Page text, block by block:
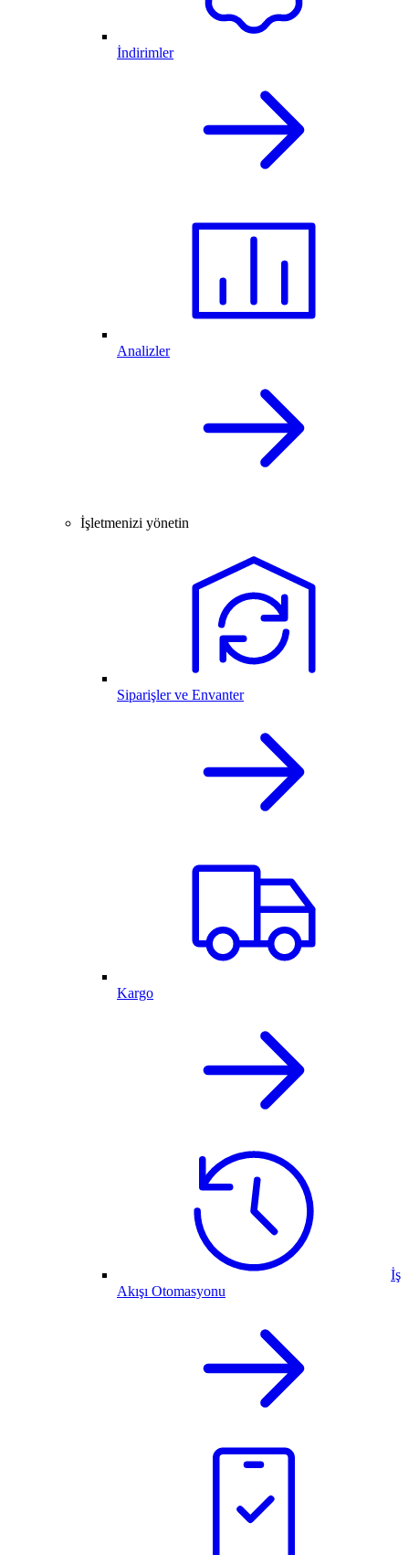
İndirimler
Analizler
İşletmenizi yönetin
Siparişler ve Envanter
Kargo
İş
Akışı Otomasyonu